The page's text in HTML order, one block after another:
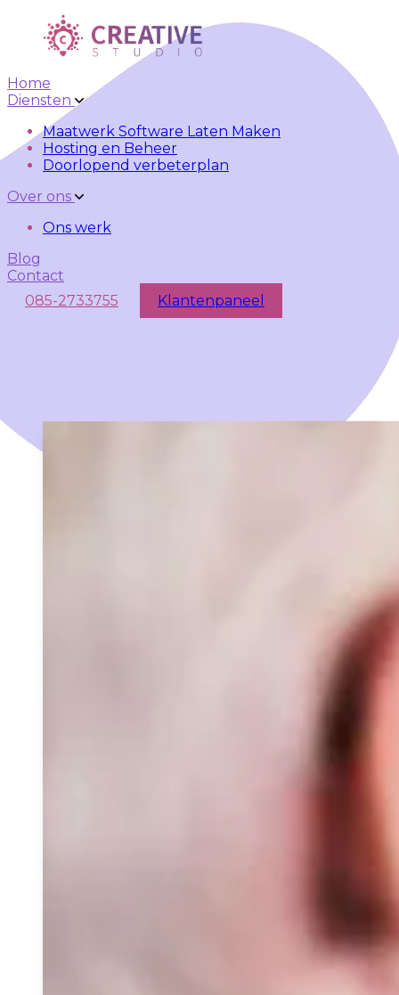
Skip to main content Skip to navigation
Home
Diensten
Maatwerk Software Laten Maken
Hosting en Beheer
Doorlopend verbeterplan
Over ons
Ons werk
Blog
Contact
085-2733755
Klantenpaneel